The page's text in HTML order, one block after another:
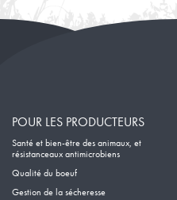
POUR LES PRODUCTEURS
Santé et bien-être des animaux, et
résistanceaux antimicrobiens
Qualité du boeuf
Gestion de la sécheresse